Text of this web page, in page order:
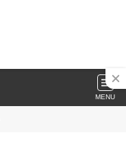
MENU